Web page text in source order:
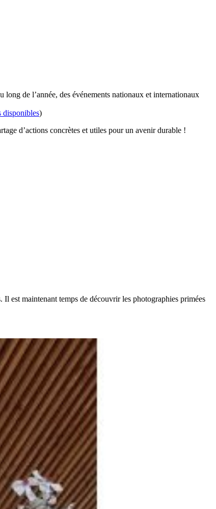
de l’année, des événements nationaux et internationaux
disponibles)
d’actions concrètes et utiles pour un avenir durable !
Il est maintenant temps de découvrir les photographies primées